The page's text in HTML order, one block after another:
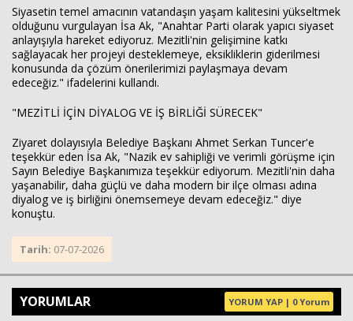
Siyasetin temel amacının vatandaşın yaşam kalitesini yükseltmek
olduğunu vurgulayan İsa Ak, "Anahtar Parti olarak yapıcı siyaset
anlayışıyla hareket ediyoruz. Mezitli'nin gelişimine katkı
sağlayacak her projeyi desteklemeye, eksikliklerin giderilmesi
konusunda da çözüm önerilerimizi paylaşmaya devam
edeceğiz." ifadelerini kullandı.
"MEZİTLİ İÇİN DİYALOG VE İŞ BİRLİĞİ SÜRECEK"
Ziyaret dolayısıyla Belediye Başkanı Ahmet Serkan Tuncer'e
teşekkür eden İsa Ak, "Nazik ev sahipliği ve verimli görüşme için
Sayın Belediye Başkanımıza teşekkür ediyorum. Mezitli'nin daha
yaşanabilir, daha güçlü ve daha modern bir ilçe olması adına
diyalog ve iş birliğini önemsemeye devam edeceğiz." diye
konuştu.
Tarih: 07-07-2026
YORUMLAR YORUM YAP | 0 Yorum